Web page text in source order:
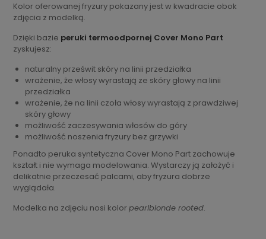
Kolor oferowanej fryzury pokazany jest w kwadracie obok
zdjęcia z modelką.
Dzięki bazie peruki termoodpornej Cover Mono Part
zyskujesz:
naturalny prześwit skóry na linii przedziałka
wrażenie, że włosy wyrastają ze skóry głowy na linii
przedziałka
wrażenie, że na linii czoła włosy wyrastają z prawdziwej
skóry głowy
możliwość zaczesywania włosów do góry
możliwość noszenia fryzury bez grzywki
Ponadto peruka syntetyczna Cover Mono Part zachowuje
kształt i nie wymaga modelowania. Wystarczy ją założyć i
delikatnie przeczesać palcami, aby fryzura dobrze
wyglądała.
Modelka na zdjęciu nosi kolor pearlblonde rooted.